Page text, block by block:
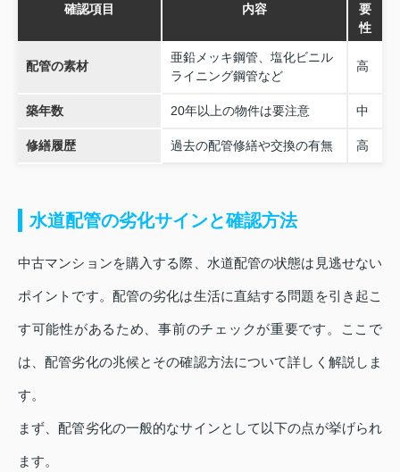
確認項目 内容
要
性
配管の素材
亜鉛メッキ鋼管、塩化ビニル
ライニング鋼管など
高
築年数 20年以上の物件は要注意 中
修繕履歴 過去の配管修繕や交換の有無 高
水道配管の劣化サインと確認方法
中古マンションを購入する際、水道配管の状態は見逃せない
ポイントです。配管の劣化は生活に直結する問題を引き起こ
す可能性があるため、事前のチェックが重要です。ここで
は、配管劣化の兆候とその確認方法について詳しく解説しま
す。
まず、配管劣化の一般的なサインとして以下の点が挙げられ
ます。